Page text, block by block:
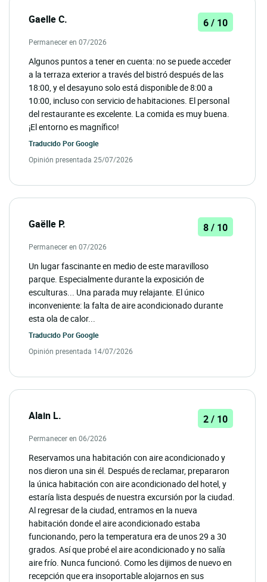
Gaelle C. 6 / 10
Permanecer en 07/2026
Algunos puntos a tener en cuenta: no se puede acceder
a la terraza exterior a través del bistró después de las
18:00, y el desayuno solo está disponible de 8:00 a
10:00, incluso con servicio de habitaciones. El personal
del restaurante es excelente. La comida es muy buena.
¡El entorno es magnífico!
Traducido PorGoogle
Opinión presentada 25/07/2026
Gaëlle P. 8 / 10
Permanecer en 07/2026
Un lugar fascinante en medio de este maravilloso
parque. Especialmente durante la exposición de
esculturas... Una parada muy relajante. El único
inconveniente: la falta de aire acondicionado durante
esta ola de calor...
Traducido PorGoogle
Opinión presentada 14/07/2026
Alain L. 2 / 10
Permanecer en 06/2026
Reservamos una habitación con aire acondicionado y
nos dieron una sin él. Después de reclamar, prepararon
la única habitación con aire acondicionado del hotel, y
estaría lista después de nuestra excursión por la ciudad.
Al regresar de la ciudad, entramos en la nueva
habitación donde el aire acondicionado estaba
funcionando, pero la temperatura era de unos 29 a 30
grados. Así que probé el aire acondicionado y no salía
aire frío. Nunca funcionó. Como les dijimos de nuevo en
recepción que era insoportable alojarnos en sus